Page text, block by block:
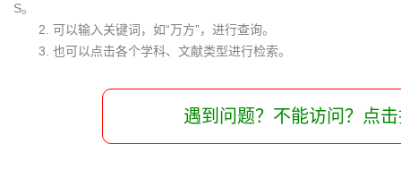
S。
2. 可以输入关键词，如“万方”，进行查询。
3. 也可以点击各个学科、文献类型进行检索。
遇到问题？不能访问？点